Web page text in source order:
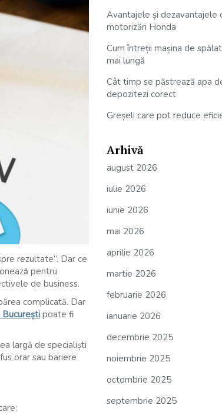
rezultate”. Dar ce
pentru
de business.
complicată. Dar
poate fi
largă de specialiști
orar sau bariere
Avantajele și dezavantajele
motorizări Honda
Cum întreții mașina de
mai lungă
Cât timp se păstrează apa
depozitezi corect
Greșeli care pot reduce
Arhivă
august 2026
iulie 2026
iunie 2026
mai 2026
aprilie 2026
martie 2026
februarie 2026
ianuarie 2026
decembrie 2025
noiembrie 2025
octombrie 2025
septembrie 2025